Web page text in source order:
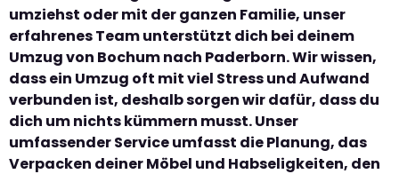
umziehst oder mit der ganzen Familie, unser
erfahrenes Team unterstützt dich bei deinem
Umzug von Bochum nach Paderborn. Wir wissen,
dass ein Umzug oft mit viel Stress und Aufwand
verbunden ist, deshalb sorgen wir dafür, dass du
dich um nichts kümmern musst. Unser
umfassender Service umfasst die Planung, das
Verpacken deiner Möbel und Habseligkeiten, den